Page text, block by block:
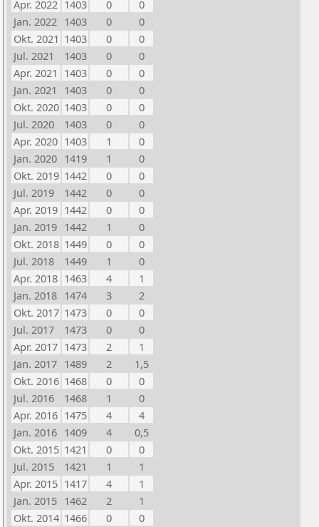
Apr. 2022 1403 0
0
Jan. 2022 1403 0
0
Okt. 2021 1403 0
0
Jul. 2021
1403 0
0
Apr. 2021 1403 0
0
Jan. 2021
1403 0
0
Okt. 2020 1403 0
0
Jul. 2020
1403 0
0
Apr. 2020 1403 1
0
Jan. 2020 1419 1
0
Okt. 2019 1442 0
0
Jul. 2019
1442 0
0
Apr. 2019 1442 0
0
Jan. 2019 1442 1
0
Okt. 2018 1449 0
0
Jul. 2018
1449 1
0
Apr. 2018 1463 4
1
Jan. 2018 1474 3
2
Okt. 2017 1473 0
0
Jul. 2017
1473 0
0
Apr. 2017 1473 2
1
Jan. 2017 1489 2
1,5
Okt. 2016 1468 0
0
Jul. 2016
1468 1
0
Apr. 2016 1475 4
4
Jan. 2016 1409 4
0,5
Okt. 2015 1421 0
0
Jul. 2015
1421 1
1
Apr. 2015 1417 4
1
Jan. 2015 1462 2
1
Okt. 2014 1466 0
0